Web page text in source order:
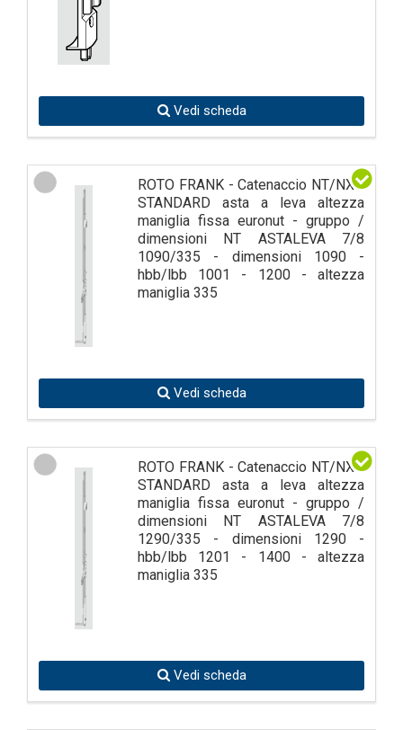
Vedi scheda
ROTO FRANK - Catenaccio NT/NX -
STANDARD asta a leva altezza
maniglia fissa euronut - gruppo /
dimensioni NT ASTALEVA 7/8
1090/335 - dimensioni 1090 -
hbb/lbb 1001 - 1200 - altezza
maniglia 335
Vedi scheda
ROTO FRANK - Catenaccio NT/NX -
STANDARD asta a leva altezza
maniglia fissa euronut - gruppo /
dimensioni NT ASTALEVA 7/8
1290/335 - dimensioni 1290 -
hbb/lbb 1201 - 1400 - altezza
maniglia 335
Vedi scheda